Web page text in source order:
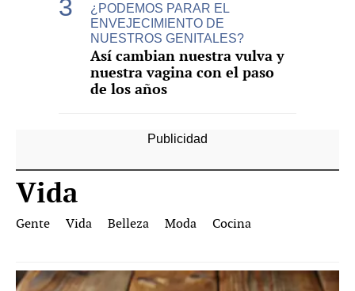
¿PODEMOS PARAR EL
ENVEJECIMIENTO DE
NUESTROS GENITALES?
Así cambian nuestra vulva y
nuestra vagina con el paso
de los años
Vida
Gente Vida Belleza Moda Cocina